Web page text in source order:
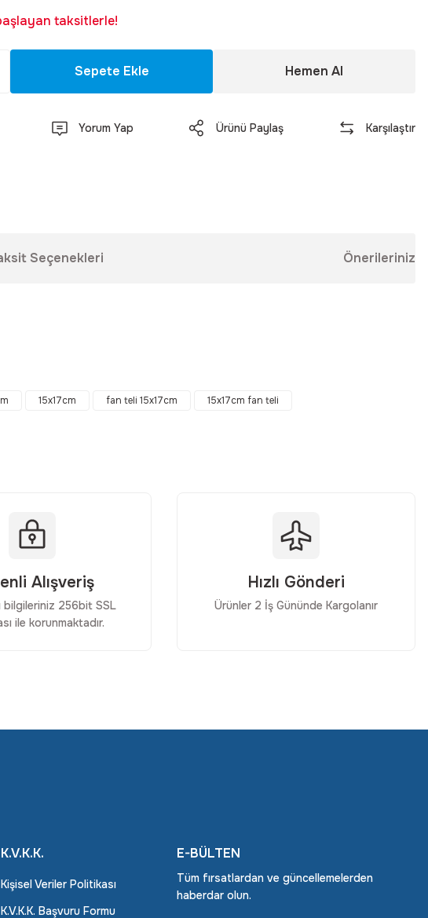
taksitlerle!
Sepete Ekle Hemen Al
Yorum Yap Ürünü Paylaş Karşılaştır
Seçenekleri Önerileriniz
15x17cm fan teli 15x17cm 15x17cm fan teli
Alışveriş
bilgileriniz 256bit SSL
ile korunmaktadır.
Hızlı Gönderi
Ürünler 2 İş Gününde Kargolanır
K.V.K.K.
Kişisel Veriler Politikası
K.V.K.K. Başvuru Formu
E-BÜLTEN
Tüm fırsatlardan ve güncellemelerden
haberdar olun.